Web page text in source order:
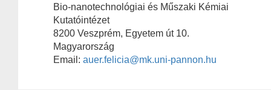
Bio-nanotechnológiai és Műszaki Kémiai
Kutatóintézet
8200 Veszprém, Egyetem út 10.
Magyarország
Email: auer.felicia@mk.uni-pannon.hu